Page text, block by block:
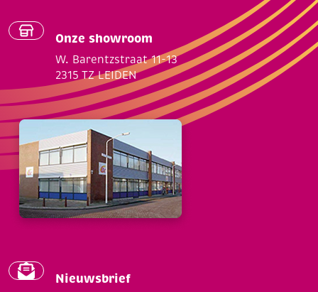
Onze showroom
W. Barentzstraat 11-13
2315 TZ LEIDEN
Nieuwsbrief